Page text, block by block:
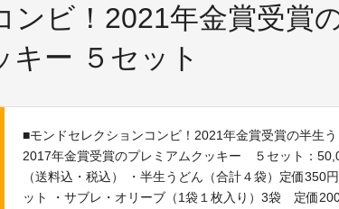
ビ！2021年金賞受賞
ー ５セット
■モンドセレクションコンビ！2021年金賞受賞の半生う
2017年金賞受賞のプレミアムクッキー ５セット：
（送料込・税込） ・半生うどん（合計４袋）定価350
ット ・サブレ・オリーブ（1袋１枚入り）3袋 定価